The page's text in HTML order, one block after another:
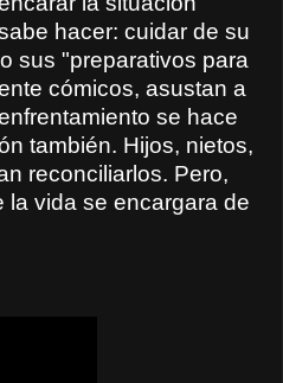
hacer: cuidar de su
sus "preparativos para
cómicos, asustan a
se hace
también. Hijos, nietos,
reconciliarlos. Pero,
vida se encargara de